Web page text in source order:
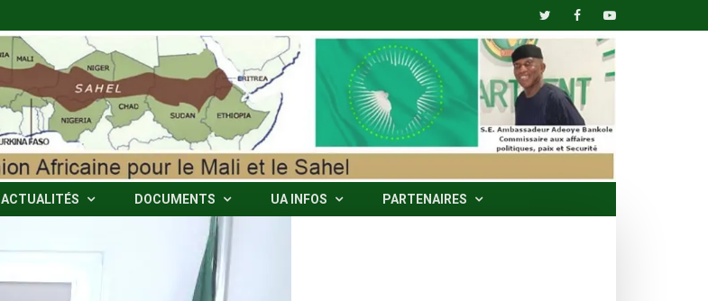
ACTUALITÉS DOCUMENTS UA INFOS PARTENAIRES